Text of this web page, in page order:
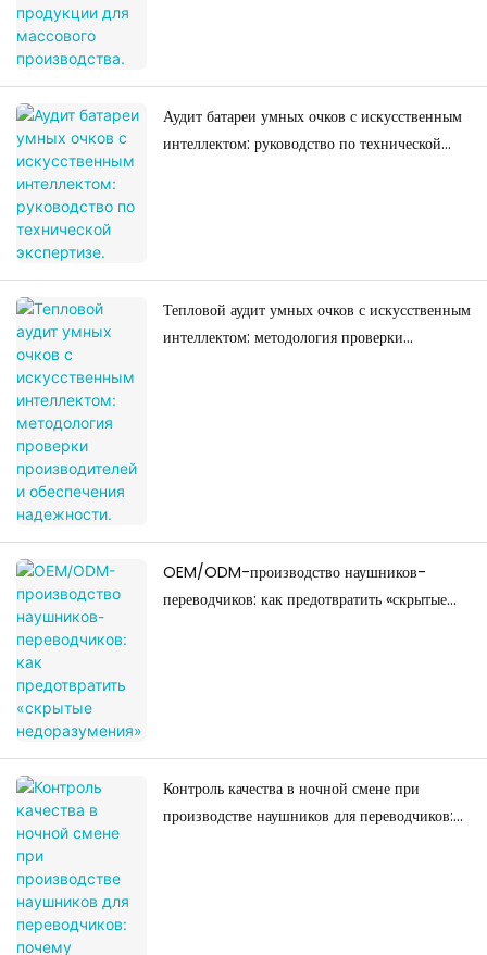
Аудит батареи умных очков с искусственным
интеллектом: руководство по технической
Тепловой аудит умных очков с искусственным
интеллектом: методология проверки
OEM/ODM-производство наушников-
переводчиков: как предотвратить «скрытые
Контроль качества в ночной смене при
производстве наушников для переводчиков: